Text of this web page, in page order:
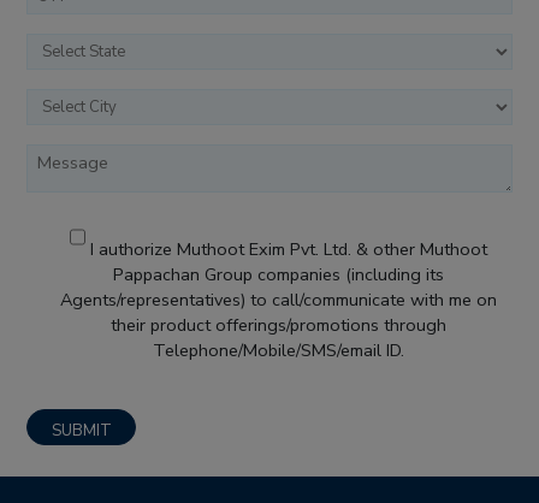
I authorize Muthoot Exim Pvt. Ltd. & other Muthoot
Pappachan Group companies (including its
Agents/representatives) to call/communicate with me on
their product offerings/promotions through
Telephone/Mobile/SMS/email ID.